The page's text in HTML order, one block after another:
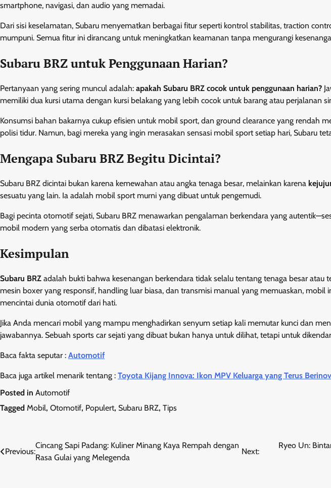
smartphone, navigasi, dan audio yang memadai.
Dari sisi keselamatan, Subaru menyematkan berbagai fitur seperti kontrol stabilitas, traction
mumpuni. Semua fitur ini dirancang untuk meningkatkan keamanan tanpa mengurangi
Subaru BRZ untuk Penggunaan Harian?
Pertanyaan yang sering muncul adalah: apakah Subaru BRZ cocok untuk penggunaan harian?
memiliki dua kursi utama dengan kursi belakang yang lebih cocok untuk barang atau perjalanan
Konsumsi bahan bakarnya cukup efisien untuk mobil sport, dan ground clearance yang rendah
polisi tidur. Namun, bagi mereka yang ingin merasakan sensasi mobil sport setiap hari, Subaru
Mengapa Subaru BRZ Begitu Dicintai?
Subaru BRZ dicintai bukan karena kemewahan atau angka tenaga besar, melainkan karena
sesuatu yang lain. Ia adalah mobil sport murni yang dibuat untuk pengemudi.
Bagi pecinta otomotif sejati, Subaru BRZ menawarkan pengalaman berkendara yang
mobil modern yang serba otomatis dan dibatasi elektronik.
Kesimpulan
Subaru BRZ adalah bukti bahwa kesenangan berkendara tidak selalu tentang tenaga besar atau
mesin boxer yang responsif, handling luar biasa, dan transmisi manual yang memuaskan, mobil
mencintai dunia otomotif dari hati.
Jika Anda mencari mobil yang mampu menghadirkan senyum setiap kali memutar kunci dan
jawabannya. Sebuah sports car sejati yang dibuat bukan hanya untuk dilihat, tetapi untuk
Baca fakta seputar : Automotif
Baca juga artikel menarik tentang : Toyota Kijang Innova: Ikon MPV Keluarga yang Terus
Posted in Automotif
Tagged Mobil, Otomotif, Populert, Subaru BRZ, Tips
Post
navigation
Previous:
Cincang Sapi Padang: Kuliner Minang Kaya Rempah dengan
Rasa Gulai yang Melegenda
Next:
Ryeo Un: